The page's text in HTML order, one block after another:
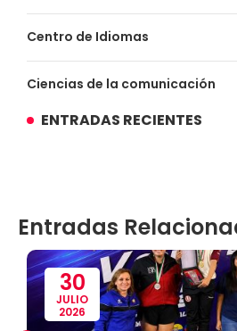
Centro de Idiomas
Ciencias de la comunicación
Convenios
Defensoría Universitaria
Departamento Cultural
ENTRADAS RECIENTES
Entradas
30
JULIO
2026